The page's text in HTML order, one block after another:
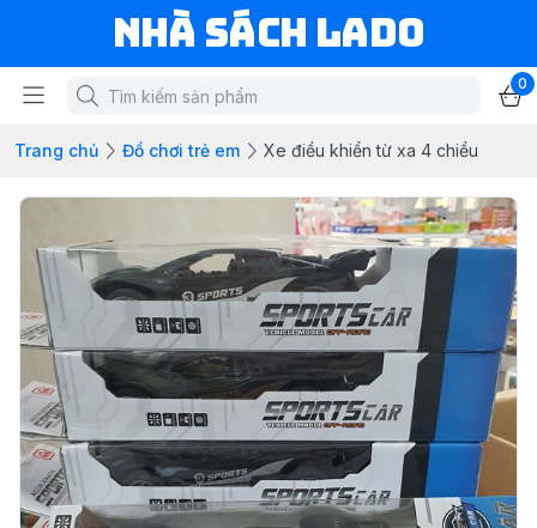
NHÀ SÁCH LADO
0
Trang chủ Đồ chơi trẻ em Xe điều khiển từ xa 4 chiều